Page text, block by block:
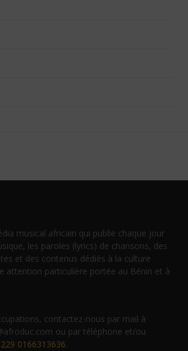
musical africain qui publie chaque jour
les paroles (lyrics) de chansons, des
et des contenus dédiés à la culture
attention particulière portée au Bénin et à
contactez-nous par mail à
ou par téléphone et/ou
0166313636.